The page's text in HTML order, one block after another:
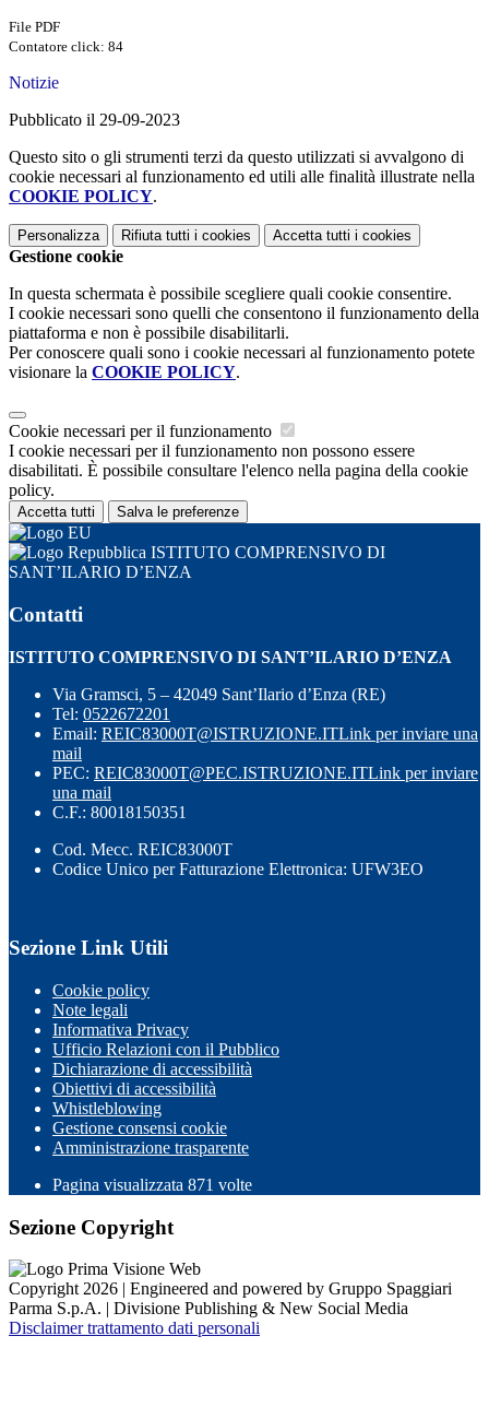
File PDF
Contatore click: 84
Notizie
Pubblicato il 29-09-2023
Questo sito o gli strumenti terzi da questo utilizzati si avvalgono di
cookie necessari al funzionamento ed utili alle finalità illustrate nella
COOKIE POLICY.
Personalizza Rifiuta tutti i cookies Accetta tutti i cookies
Gestione cookie
In questa schermata è possibile scegliere quali cookie consentire.
I cookie necessari sono quelli che consentono il funzionamento della
piattaforma e non è possibile disabilitarli.
Per conoscere quali sono i cookie necessari al funzionamento potete
visionare la COOKIE POLICY.
Cookie necessari per il funzionamento
I cookie necessari per il funzionamento non possono essere
disabilitati. È possibile consultare l'elenco nella pagina della cookie
policy.
Accetta tutti Salva le preferenze
ISTITUTO COMPRENSIVO DI
SANT’ILARIO D’ENZA
Contatti
ISTITUTO COMPRENSIVO DI SANT’ILARIO D’ENZA
Via Gramsci, 5 – 42049 Sant’Ilario d’Enza (RE)
Tel: 0522672201
Email: REIC83000T@ISTRUZIONE.ITLink per inviare una
mail
PEC: REIC83000T@PEC.ISTRUZIONE.ITLink per inviare
una mail
C.F.: 80018150351
Cod. Mecc. REIC83000T
Codice Unico per Fatturazione Elettronica: UFW3EO
Sezione Link Utili
Cookie policy
Note legali
Informativa Privacy
Ufficio Relazioni con il Pubblico
Dichiarazione di accessibilità
Obiettivi di accessibilità
Whistleblowing
Gestione consensi cookie
Amministrazione trasparente
Pagina visualizzata 871 volte
Sezione Copyright
Copyright 2026 | Engineered and powered by Gruppo Spaggiari
Parma S.p.A. | Divisione Publishing & New Social Media
Disclaimer trattamento dati personali